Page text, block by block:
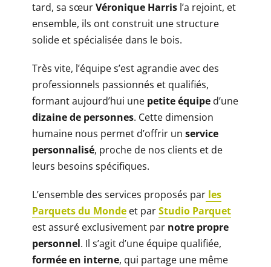
tard, sa sœurVéronique Harrisl’a rejoint, et
ensemble, ils ont construit une structure
solide et spécialisée dans le bois.
Très vite, l’équipe s’est agrandie avec des
professionnels passionnés et qualifiés,
formant aujourd’hui une petite équiped’une
dizaine de personnes. Cette dimension
humaine nous permet d’offrir un service
personnalisé, proche de nos clients et de
leurs besoins spécifiques.
L’ensemble des services proposés par les
Parquets du Mondeet par Studio Parquet
est assuré exclusivement par notre propre
personnel. Il s’agit d’une équipe qualifiée,
formée en interne, qui partage une même